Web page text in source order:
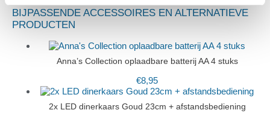
BIJPASSENDE ACCESSOIRES EN ALTERNATIEVE
PRODUCTEN
Anna’s Collection oplaadbare batterij AA 4 stuks
€8,95
2x LED dinerkaars Goud 23cm + afstandsbediening